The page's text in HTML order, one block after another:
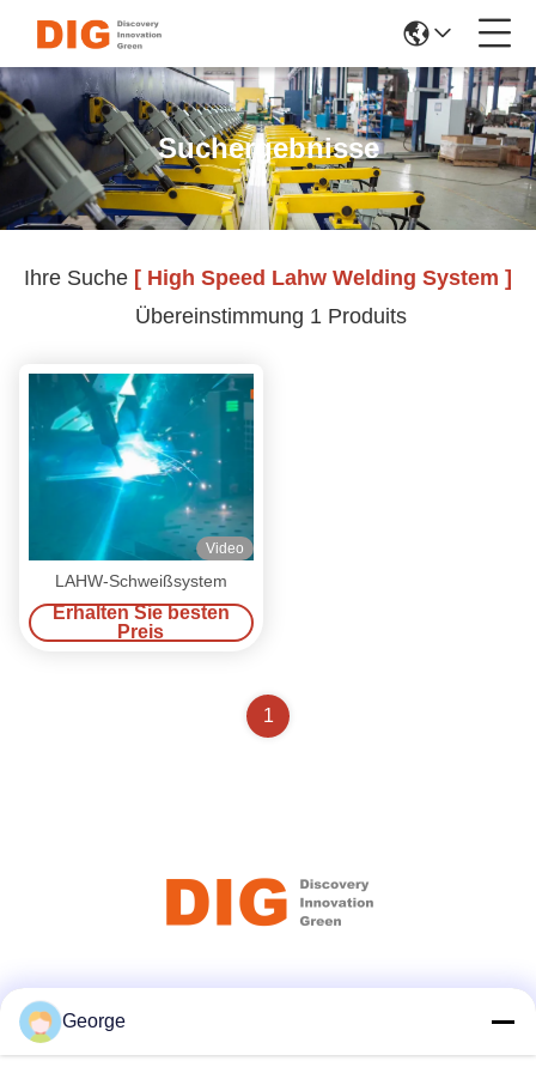
Suchergebnisse
Ihre Suche [ High Speed Lahw Welding System ]
Übereinstimmung 1 Produits
Video
LAHW-Schweißsystem
Erhalten Sie besten
Preis
1
George